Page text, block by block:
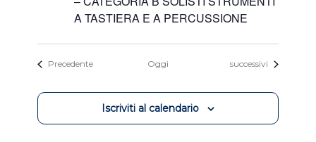
A TASTIERA E A PERCUSSIONE
PrecedenteEventi Oggi Eventi
successivi
Iscriviti al calendario